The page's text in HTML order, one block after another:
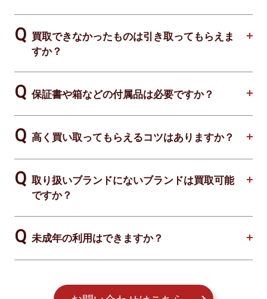
買取できなかったものは引き取ってもらえま
すか？
保証書や箱などの付属品は必要ですか？
高く買い取ってもらえるコツはありますか？
取り扱いブランドにないブランドは買取可能
ですか？
未成年の利用はできますか？